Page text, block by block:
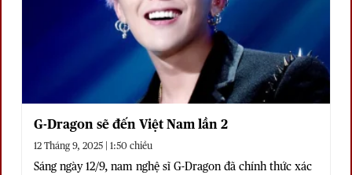
G-Dragon sẽ đến Việt Nam lần 2
12 Tháng 9, 2025 | 1:50 chiều
Sáng ngày 12/9, nam nghệ sĩ G-Dragon đã chính thức xác